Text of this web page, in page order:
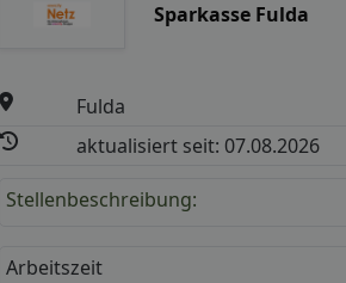
Sparkasse Fulda
Fulda
aktualisiert seit: 07.08.2026
Stellenbeschreibung:
Arbeitszeit